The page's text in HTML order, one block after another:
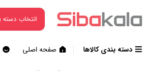
دسته بندی کالاها صفحه اصلی